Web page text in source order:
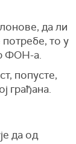
да ли
то у
ФОН-а.
попусте,
грађана.
да од